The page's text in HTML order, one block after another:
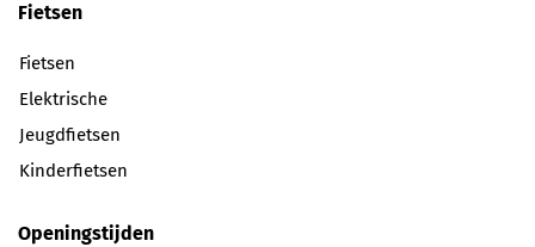
Fietsen
Fietsen
Elektrische
Jeugdfietsen
Kinderfietsen
Openingstijden